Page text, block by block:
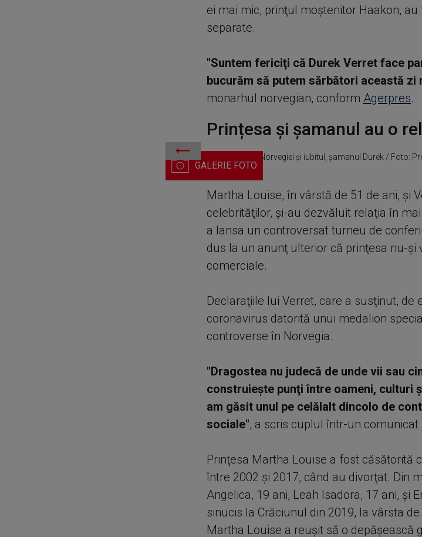
ei mai mic, prinţul moştenitor Haakon,
separate.
"Suntem fericiţi că Durek Verret face
bucurăm să putem sărbători această zi
monarhul norvegian, conform Agerpres.
Prințesa și șamanul au o
Prințesa Martha Louise a Norvegiei și iubitul, șamanul Durek / Foto:
Martha Louise, în vârstă de 51 de ani, şi
celebrităţilor, şi-au dezvăluit relaţia în
a lansa un controversat turneu de
dus la un anunţ ulterior că prinţesa nu-
comerciale.
Declaraţiile lui Verret, care a susţinut, de
coronavirus datorită unui medalion
controverse în Norvegia.
"Dragostea nu judecă de unde vii sau
construieşte punţi între oameni, culturi
am găsit unul pe celălalt dincolo de
sociale", a scris cuplul într-un comunicat
Prinţesa Martha Louise a fost căsătorită
între 2002 şi 2017, când au divorţat. Din
Angelica, 19 ani, Leah Isadora, 17 ani, şi
sinucis la Crăciunul din 2019, la vârsta
Martha Louise a reuşit să o depăşească